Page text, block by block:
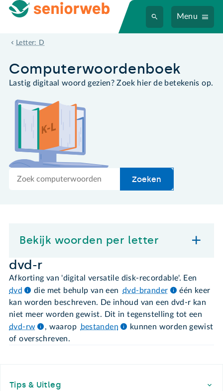
Menu
Letter: D
dvd-r
Computer­woordenboek
Lastig digitaal woord gezien? Zoek hier de betekenis op.
Zoek
Zoeken
Bekijk woorden per letter
dvd-r
Afkorting van 'digital versatile disk-recordable'. Een
dvd
die met behulp van een dvd-brander
één keer
kan worden beschreven. De inhoud van een dvd-r kan
niet meer worden gewist. Dit in tegenstelling tot een
dvd-rw
, waarop bestanden
kunnen worden gewist
of overschreven.
Tips & Uitleg